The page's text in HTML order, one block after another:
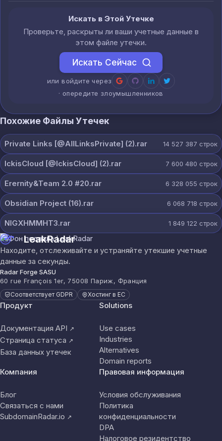
Искать в Этой Утечке
Проверьте, раскрыты ли ваши учетные данные в
этом файле утечки.
Искать Сейчас
или войдите через
· опередите злоумышленников
Похожие Файлы Утечек
Private Links [@AllLinksPrivate] (2).rar 14 527 387 строк
IckisCloud [@IckisCloud] (2).rar 7 600 480 строк
Erernity&Team 2.0 #20.rar 6 328 055 строк
Obsidian Project (16).rar 6 068 718 строк
NIGXHMMHT3.rar 1 849 122 строк
LeakRadar
Находите, отслеживайте и устраняйте утекшие учетные
данные за секунды.
Radar Forge SASU
60 rue François 1er, 75008 Париж, Франция
Соответствует GDPR Хостинг в ЕС
Продукт
Документация API ↗
Страница статуса ↗
База данных утечек
Solutions
Use cases
Industries
Alternatives
Domain reports
Компания
Блог
Связаться с нами
SubdomainRadar.io ↗
Правовая информация
Условия обслуживания
Политика
конфиденциальности
DPA
Налоговое резидентство